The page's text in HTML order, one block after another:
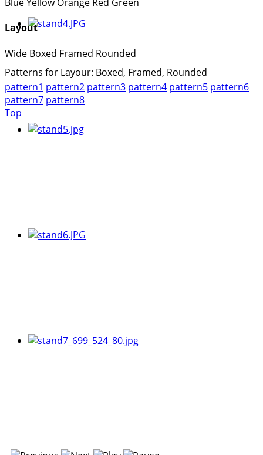
Layout
Wide Boxed Framed Rounded
Patterns for Layour: Boxed, Framed, Rounded
pattern1 pattern2 pattern3 pattern4 pattern5 pattern6
pattern7 pattern8
Top